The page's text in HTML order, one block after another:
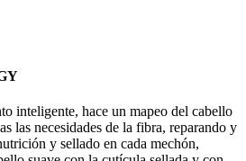
inteligente, hace un mapeo del cabello
las necesidades de la fibra, reparando y
y sellado en cada mechón,